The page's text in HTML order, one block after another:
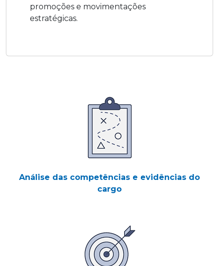
promoções e movimentações
estratégicas.
Análise das competências e evidências do
cargo